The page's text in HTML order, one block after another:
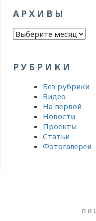
АРХИВЫ
Архивы
РУБРИКИ
Без рубрики
Видео
На первой
Новости
Проекты
Статьи
Фотогалереи